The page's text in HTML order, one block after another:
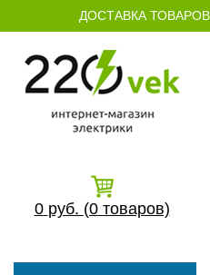
ДОСТАВКА
0 руб. (0 товаров)